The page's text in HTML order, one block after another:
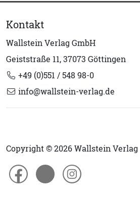
Kontakt
Wallstein Verlag GmbH
Geiststraße 11, 37073 Göttingen
+49 (0)551 / 548 98-0
info@wallstein-verlag.de
Copyright © 2026 Wallstein Verlag